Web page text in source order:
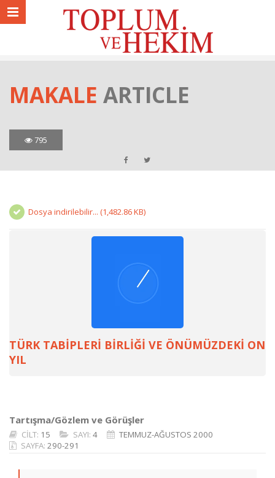
MAKALE ARTICLE
795
Dosya indirilebilir... (1,482.86 KB)
TÜRK TABİPLERİ BİRLİĞİ VE ÖNÜMÜZDEKİ ON
YIL
Tartışma/Gözlem ve Görüşler
CİLT: 15 SAYI: 4
TEMMUZ-AĞUSTOS 2000
SAYFA: 290-291